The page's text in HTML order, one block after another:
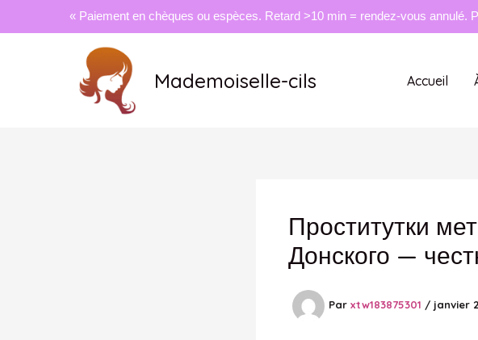
« Paiement en chèques ou espèces. Retard >10 min = rendez-vous
Mademoiselle-cils Accueil
Проститутки
Донского —
Par xtw183875301 / janvier